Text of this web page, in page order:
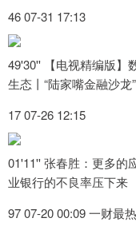
46 07-31 17:13
49'30'' 【电视精编版】
生态丨“陆家嘴金融沙龙
17 07-26 12:15
01'11'' 张春胜：更多的
业银行的不良率压下来
97 07-20 00:09 一财最